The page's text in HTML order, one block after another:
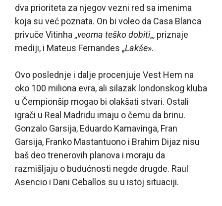
dva prioriteta za njegov vezni red sa imenima
koja su već poznata. On bi voleo da Casa Blanca
privuče Vitinha „veoma teško dobiti„, priznaje
mediji, i Mateus Fernandes „Lakše».
Ovo poslednje i dalje procenjuje Vest Hem na
oko 100 miliona evra, ali silazak londonskog kluba
u Čempionšip mogao bi olakšati stvari. Ostali
igrači u Real Madridu imaju o čemu da brinu.
Gonzalo Garsija, Eduardo Kamavinga, Fran
Garsija, Franko Mastantuono i Brahim Dijaz nisu
baš deo trenerovih planova i moraju da
razmišljaju o budućnosti negde drugde. Raul
Asencio i Dani Ceballos su u istoj situaciji.